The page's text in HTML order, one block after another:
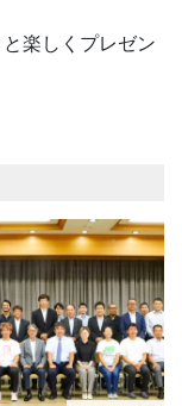
楽しくプレゼン